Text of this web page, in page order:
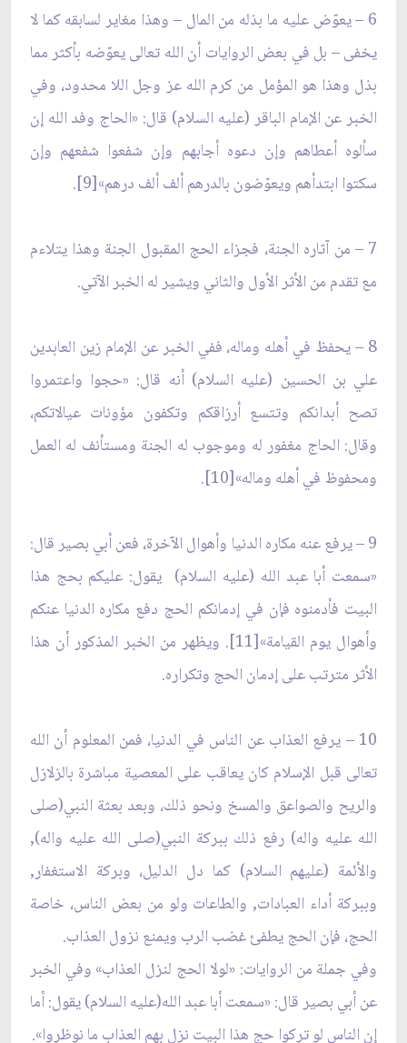
6 – يعوّض عليه ما بذله من المال – وهذا مغاير لسابقه كما لا
يخفى – بل في بعض الروايات أن الله تعالى يعوّضه بأكثر مما
بذل وهذا هو المؤمل من كرم الله عز وجل اللا محدود، وفي
الخبر عن الإمام الباقر (عليه السلام) قال: «الحاج وفد الله إن
سألوه أعطاهم وإن دعوه أجابهم وإن شفعوا شفعهم وإن
سكتوا ابتدأهم ويعوّضون بالدرهم ألف ألف درهم»[9].
7 – من آثاره الجنة، فجزاء الحج المقبول الجنة وهذا يتلاءم
مع تقدم من الأثر الأول والثاني ويشير له الخبر الآتي.
8 – يحفظ في أهله وماله، ففي الخبر عن الإمام زين العابدين
علي بن الحسين (عليه السلام) أنه قال: «حجوا واعتمروا
تصح أبدانكم وتتسع أرزاقكم وتكفون مؤونات عيالاتكم،
وقال: الحاج مغفور له وموجوب له الجنة ومستأنف له العمل
ومحفوظ في أهله وماله»[10].
9 – يرفع عنه مكاره الدنيا وأهوال الآخرة، فعن أبي بصير قال:
«سمعت أبا عبد الله (عليه السلام) يقول: عليكم بحج هذا
البيت فأدمنوه فإن في إدمانكم الحج دفع مكاره الدنيا عنكم
وأهوال يوم القيامة»[11]. ويظهر من الخبر المذكور أن هذا
الأثر مترتب على إدمان الحج وتكراره.
10 – يرفع العذاب عن الناس في الدنيا، فمن المعلوم أن الله
تعالى قبل الإسلام كان يعاقب على المعصية مباشرة بالزلازل
والريح والصواعق والمسخ ونحو ذلك، وبعد بعثة النبي(صلى
الله عليه واله) رفع ذلك ببركة النبي(صلى الله عليه واله),
والأئمة (عليهم السلام) كما دل الدليل، وبركة الاستغفار,
وببركة أداء العبادات, والطاعات ولو من بعض الناس، خاصة
الحج، فإن الحج يطفئ غضب الرب ويمنع نزول العذاب.
وفي جملة من الروايات: «لولا الحج لنزل العذاب» وفي الخبر
عن أبي بصير قال: «سمعت أبا عبد الله(عليه السلام) يقول: أما
إن الناس لو تركوا حج هذا البيت نزل بهم العذاب ما نوظروا».